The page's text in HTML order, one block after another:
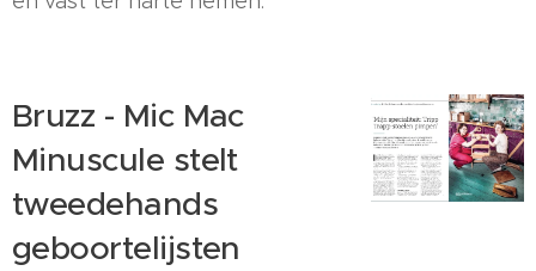
Bruzz - Mic Mac
Minuscule stelt
tweedehands
geboortelijsten